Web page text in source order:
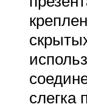
слегка